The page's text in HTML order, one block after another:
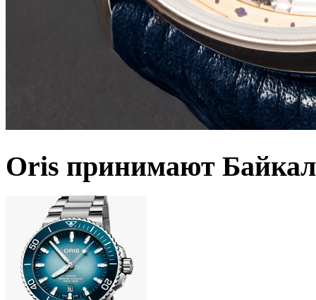
Oris принимают